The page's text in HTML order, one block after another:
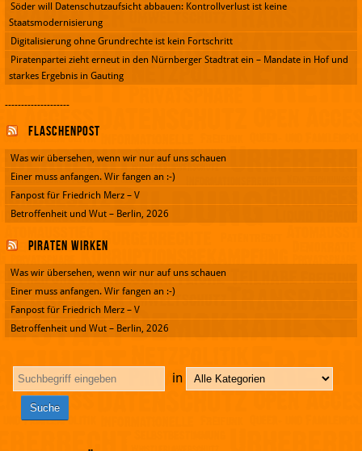
Söder will Datenschutzaufsicht abbauen: Kontrollverlust ist keine
Staatsmodernisierung
Digitalisierung ohne Grundrechte ist kein Fortschritt
Piratenpartei zieht erneut in den Nürnberger Stadtrat ein – Mandate in Hof und
starkes Ergebnis in Gauting
--------------------
Flaschenpost
Was wir übersehen, wenn wir nur auf uns schauen
Einer muss anfangen. Wir fangen an :-)
Fanpost für Friedrich Merz – V
Betroffenheit und Wut – Berlin, 2026
Piraten wirken
Was wir übersehen, wenn wir nur auf uns schauen
Einer muss anfangen. Wir fangen an :-)
Fanpost für Friedrich Merz – V
Betroffenheit und Wut – Berlin, 2026
in